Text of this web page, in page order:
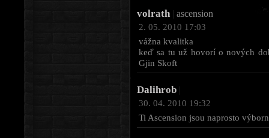
volrath | ascension
2. 05. 2010 17:03
vážna kvalitka
keď sa tu už hovorí o nových
Gjin Skoft
Dalihrob |
30. 04. 2010 19:32
Ti Ascension jsou naprosto